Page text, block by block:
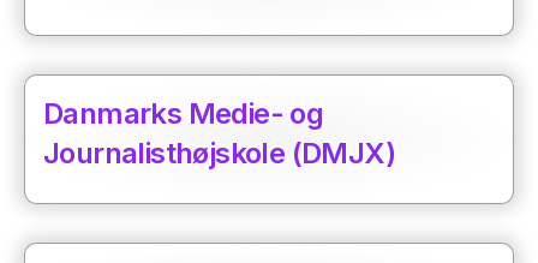
Danmarks Medie- og
Journalisthøjskole (DMJX)